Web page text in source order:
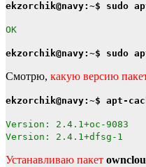
ekzorchik@navy:~$ sudo
OK
ekzorchik@navy:~$ sudo
Смотрю, какую версию
ekzorchik@navy:~$ apt-
Version: 2.4.1+oc-9083
Version: 2.4.1+dfsg-1
Устанавливаю пакет